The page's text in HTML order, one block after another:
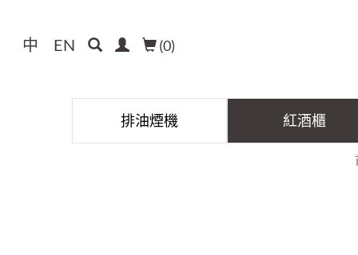
(0)
中 EN
排油煙機 紅酒櫃